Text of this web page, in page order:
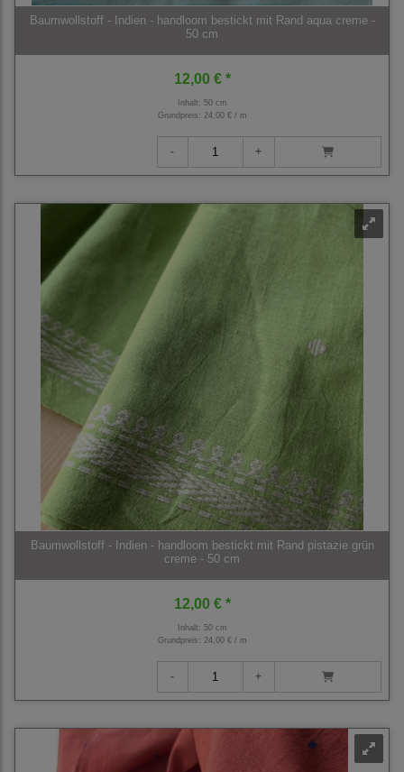
Baumwollstoff - Indien - handloom bestickt mit Rand aqua creme -
50 cm
12,00 € *
Inhalt: 50 cm
Grundpreis: 24,00 € / m
Baumwollstoff - Indien - handloom bestickt mit Rand pistazie grün
creme - 50 cm
12,00 € *
Inhalt: 50 cm
Grundpreis: 24,00 € / m